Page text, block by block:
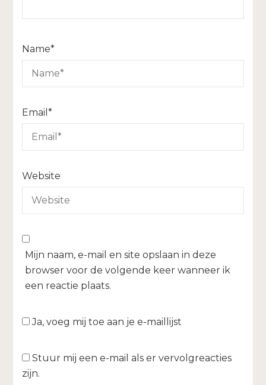
Name*
Email*
Website
Mijn naam, e-mail en site opslaan in deze
browser voor de volgende keer wanneer ik
een reactie plaats.
Ja, voeg mij toe aan je e-maillijst
Stuur mij een e-mail als er vervolgreacties
zijn.